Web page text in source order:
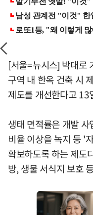
[서울=뉴시스] 박대로
구역 내 한옥 건축 시
제도를 개선한다고 13
생태 면적률은 개발
비율 이상을 녹지 등 '
확보하도록 하는 제도
방, 생물 서식지 보호